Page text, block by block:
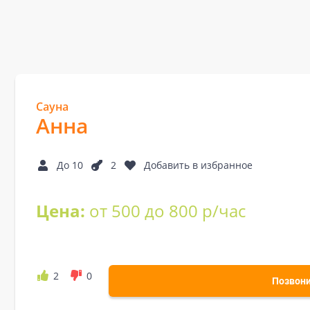
Сауна
Анна
До 10 2 Добавить в избранное
Цена: от 500 до 800 р/час
2 0